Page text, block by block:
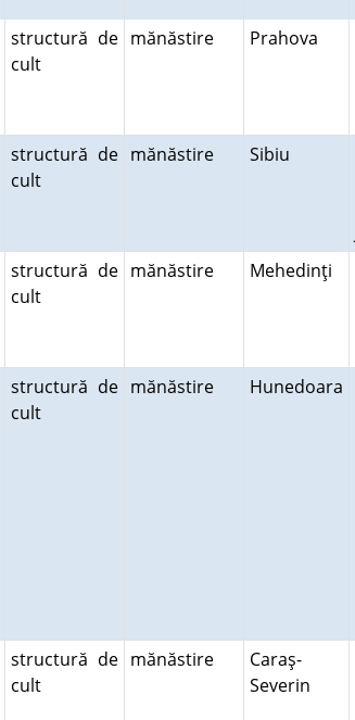
structură de
cult
mănăstire Prahova
structură de
cult
mănăstire Sibiu
structură de
cult
mănăstire Mehedinţi
structură de
cult
mănăstire Hunedoara
structură de
cult
mănăstire
Caraş-
Severin